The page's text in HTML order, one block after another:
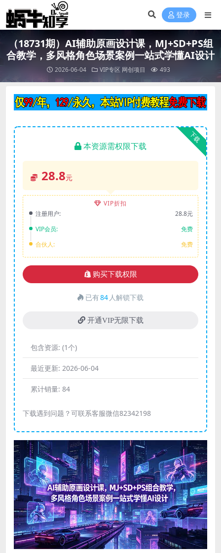
登录
（18731期）AI辅助原画设计课，MJ+SD+PS组
合教学，多风格角色场景案例一站式学懂AI设计
2026-06-04 VIP专区 网创项目 493
下载
本资源需权限下载
28.8元
VIP折扣
注册用户:
28.8元
VIP会员:
免费
合伙人:
免费
购买下载权限
已有84 人解锁下载
开通VIP无限下载
包含资源: (1个)
最近更新: 2026-06-04
累计销量: 84
下载遇到问题？可联系客服微信82342198